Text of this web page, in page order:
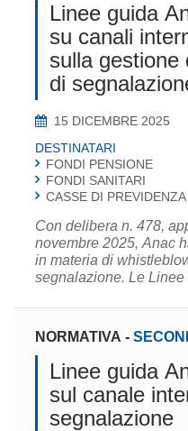
Linee guida
su canali
sulla gestione
di
15 DICEMBRE 2025
DESTINATARI
FONDI PENSIONE
FONDI SANITARI
CASSE DI PREVIDENZA
Con delibera n. 478,
novembre 2025, Anac
in materia di
segnalazione. Le Linee
NORMATIVA -
Linee guida
sul canale
segnalazione